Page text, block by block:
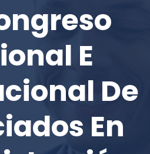
E
De
En